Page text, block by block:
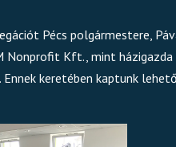
Pécs polgármestere,
Nonprofit Kft., mint
keretében kaptunk